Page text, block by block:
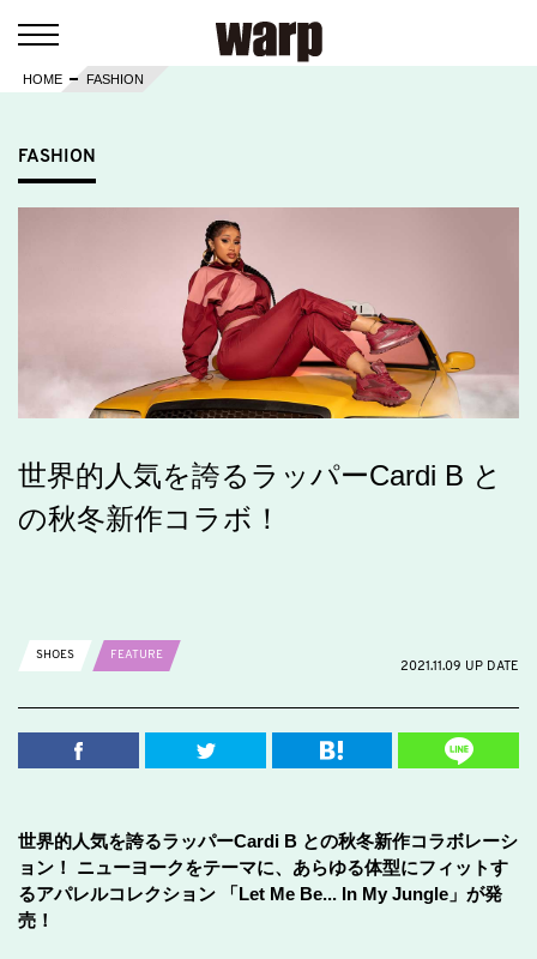
HOME FASHION
FASHION
世界的人気を誇るラッパーCardi B と
の秋冬新作コラボ！
SHOES
FEATURE
2021.11.09 UP DATE
世界的人気を誇るラッパーCardi B との秋冬新作コラボレーシ
ョン！ ニューヨークをテーマに、あらゆる体型にフィットす
るアパレルコレクション 「Let Me Be... In My Jungle」が発
売！